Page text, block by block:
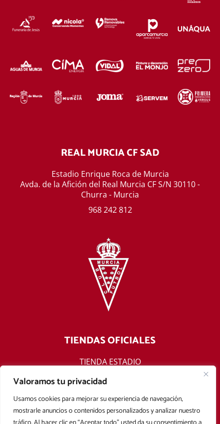
Valoramos tu privacidad
Usamos cookies para mejorar su experiencia de navegación,
mostrarle anuncios o contenidos personalizados y analizar nuestro
REAL MURCIA CF SAD
Estadio Enrique Roca de Murcia
Avda. de la Afición del Real Murcia CF S/N 30110 -
Churra - Murcia
968 242 812
TIENDAS OFICIALES
TIENDA ESTADIO
TIENDA ONLINE
F
a
c
T
w
i
Y
o
u
I
n
s